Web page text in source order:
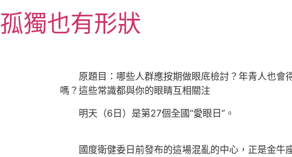
至
主
孤獨也有形狀
原題目：哪些人群應按期做眼底檢討？年青人也會
嗎？這些常識都與你的眼睛互相關注
明天（6日）是第27個全國“愛眼日”。
國度衛健委日前發布的這場混亂的中心，正是金牛